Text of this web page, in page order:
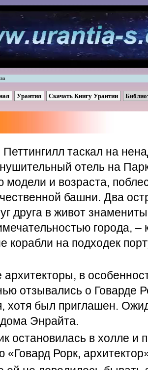
Урантия Скачать Книгу Урантии
таскал на
отель на
модели и возраста,
башни. Два
друга в живот
города, –
корабли на подходек
архитекторы, в
отзывались о Говарде
хотя был приглашен.
Энрайта.
остановилась в холле и
«Говард Рорк,